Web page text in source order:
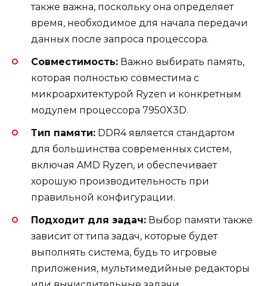
также важна, поскольку она определяет
время, необходимое для начала передачи
данных после запроса процессора.
Совместимость: Важно выбирать память,
которая полностью совместима с
микроархитектурой Ryzen и конкретным
модулем процессора 7950X3D.
Тип памяти: DDR4 является стандартом
для большинства современных систем,
включая AMD Ryzen, и обеспечивает
хорошую производительность при
правильной конфигурации.
Подходит для задач: Выбор памяти также
зависит от типа задач, которые будет
выполнять система, будь то игровые
приложения, мультимедийные редакторы